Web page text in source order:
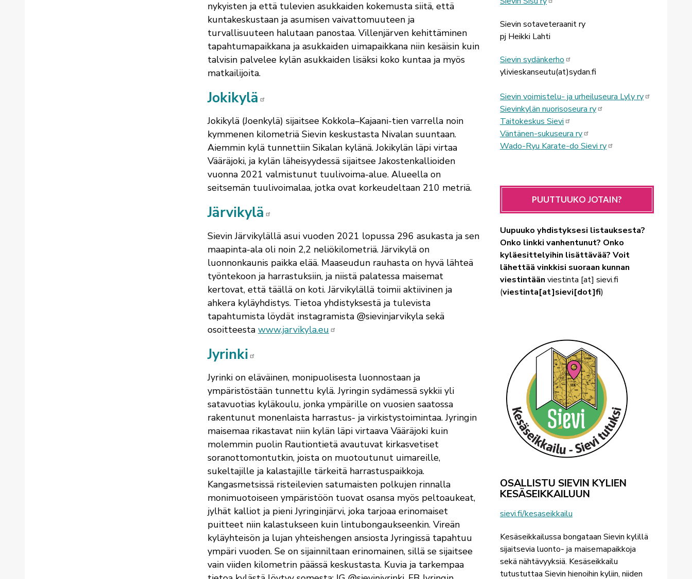
nykyisten ja että tulevien asukkaiden kokemusta siitä, että
kuntakeskustaan ja asumisen vaivattomuuteen ja
turvallisuuteen halutaan panostaa. Villenjärven kehittäminen
tapahtumapaikkana ja asukkaiden uimapaikkana niin kesäisin kuin
talvisin palvelee kylän asukkaiden lisäksi koko kuntaa ja myös
matkailijoita.
Jokikylä
Jokikylä (Joenkylä) sijaitsee Kokkola–Kajaani-tien varrella noin
kymmenen kilometriä Sievin keskustasta Nivalan suuntaan.
Aiemmin kylä tunnettiin Sikalan kylänä. Jokikylän läpi virtaa
Vääräjoki, ja kylän läheisyydessä sijaitsee Jakostenkallioiden
vuonna 2021 valmistunut tuulivoima-alue. Alueella on
seitsemän tuulivoimalaa, jotka ovat korkeudeltaan 210 metriä.
Järvikylä
Sievin Järvikylällä asui vuoden 2021 lopussa 296 asukasta ja sen
maapinta-ala oli noin 2,2 neliökilometriä. Järvikylä on
luonnonkaunis paikka elää. Maaseudun rauhasta on hyvä lähteä
työntekoon ja harrastuksiin, ja niistä palatessa maisemat
kertovat, että täällä on koti. Järvikylällä toimii aktiivinen ja
ahkera kyläyhdistys. Tietoa yhdistyksestä ja tulevista
tapahtumista löydät instagramista @sievinjarvikyla sekä
osoitteesta www.jarvikyla.eu
Jyrinki
Jyrinki on eläväinen, monipuolisesta luonnostaan ja
ympäristöstään tunnettu kylä. Jyringin sydämessä sykkii yli
satavuotias kyläkoulu, jonka ympärille on vuosien saatossa
rakentunut monenlaista harrastus- ja virkistystoimintaa. Jyringin
maisemaa rikastavat niin kylän läpi virtaava Vääräjoki kuin
molemmin puolin Rautiontietä avautuvat kirkasvetiset
soranottomontutkin, joista on muotoutunut uimareille,
sukeltajille ja kalastajille tärkeitä harrastuspaikkoja.
Kangasmetsissä risteilevien satumaisten polkujen rinnalla
monimuotoiseen ympäristöön tuovat osansa myös peltoaukeat,
jylhät kalliot ja pieni Jyringinjärvi, joka tarjoaa erinomaiset
puitteet niin kalastukseen kuin lintubongaukseenkin. Vireän
kyläyhteisön ja lujan yhteishengen ansiosta Jyringissä tapahtuu
ympäri vuoden. Se on sijainniltaan erinomainen, sillä se sijaitsee
vain viiden kilometrin päässä keskustasta. Kuvia ja tarkempaa
Sievin sotaveteraanit ry
pj Heikki Lahti
Sievin sydänkerho
ylivieskanseutu(at)sydan.fi
Sievin voimistelu- ja urheiluseura Lyly ry
Sievinkylän nuorisoseura ry
Taitokeskus Sievi
Väntänen-sukuseura ry
Wado-Ryu Karate-do Sievi ry
PUUTTUUKO JOTAIN?
Uupuuko yhdistyksesi listauksesta?
Onko linkki vanhentunut? Onko
kyläesittelyihin lisättävää? Voit
lähettää vinkkisi suoraan kunnan
viestintäänviestinta [at]sievi.fi
(viestinta[at]sievi[dot]fi)
OSALLISTU SIEVIN KYLIEN
KESÄSEIKKAILUUN
sievi.fi/kesaseikkailu
Kesäseikkailussa bongataan Sievin kylillä
sijaitsevia luonto- ja maisemapaikkoja
sekä nähtävyyksiä. Kesäseikkailu
tutustuttaa Sievin hienoihin kyliin, niiden